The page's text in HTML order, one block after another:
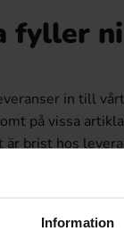
Information
fyller
in till
på vissa
är brist hos